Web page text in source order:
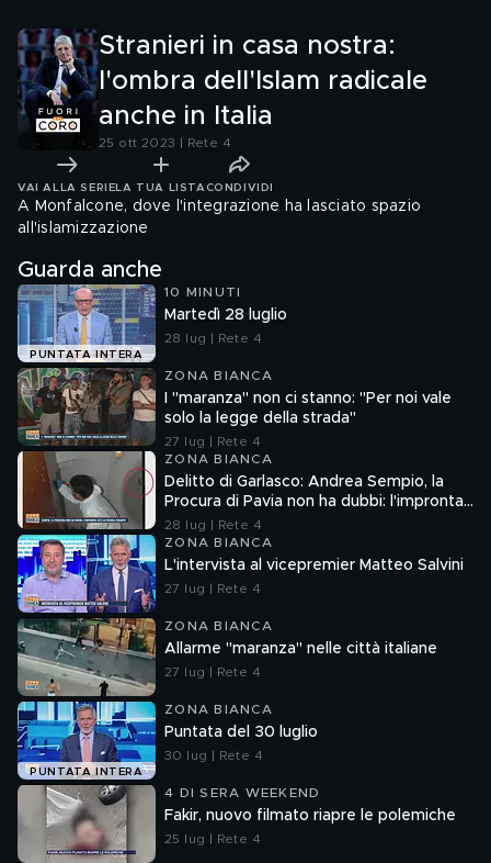
Stranieri in casa nostra:
l'ombra dell'Islam radicale
anche in Italia
25 ott 2023 | Rete 4
VAI ALLA SERIE LA TUA LISTA CONDIVIDI
A Monfalcone, dove l'integrazione ha lasciato spazio
all'islamizzazione
Guarda anche
PUNTATA INTERA
10 MINUTI
Martedì 28 luglio
28 lug | Rete 4
ZONA BIANCA
I "maranza" non ci stanno: "Per noi vale
solo la legge della strada"
27 lug | Rete 4
ZONA BIANCA
Delitto di Garlasco: Andrea Sempio, la
Procura di Pavia non ha dubbi: l'impronta
33 è la pistola fumante
28 lug | Rete 4
ZONA BIANCA
L'intervista al vicepremier Matteo Salvini
27 lug | Rete 4
ZONA BIANCA
Allarme "maranza" nelle città italiane
27 lug | Rete 4
PUNTATA INTERA
ZONA BIANCA
Puntata del 30 luglio
30 lug | Rete 4
4 DI SERA WEEKEND
Fakir, nuovo filmato riapre le polemiche
25 lug | Rete 4